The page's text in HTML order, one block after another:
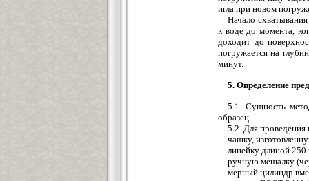
игла при новом
Начало
к воде до момента,
доходит до
погружается на
минут.
5. Определение
5.1. Сущность
образец.
5.2. Для
чашку,
линейку длиной
ручную мешалку
мерный цилиндр